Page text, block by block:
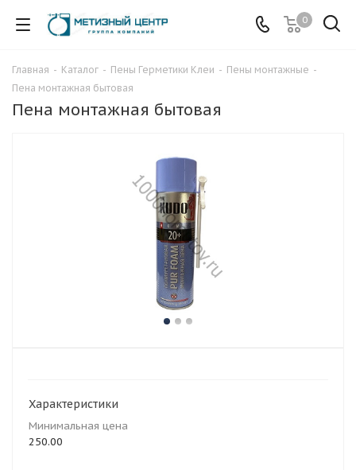
0
Главная - Каталог - Пены Герметики Клеи - Пены монтажные -
Пена монтажная бытовая
Пена монтажная бытовая
Характеристики
Минимальная цена
250.00